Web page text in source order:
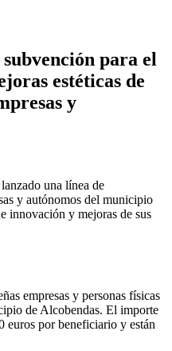
para el
estéticas de
y
una línea de
y autónomos del municipio
innovación y mejoras de sus
empresas y personas físicas
de Alcobendas. El importe
euros por beneficiario y están